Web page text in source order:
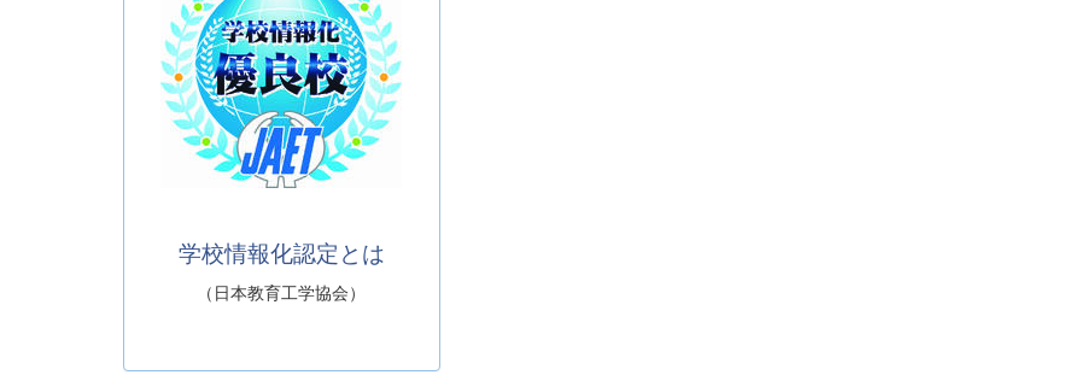
学校情報化認定とは
（日本教育工学協会）